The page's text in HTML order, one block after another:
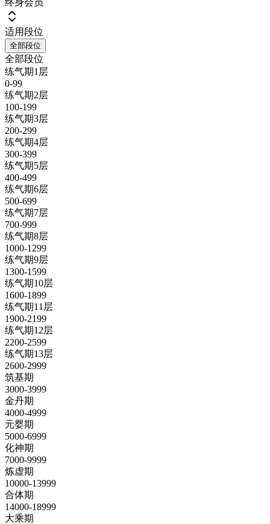
适用段位
全部段位
全部段位
练气期1层
0-99
练气期2层
100-199
练气期3层
200-299
练气期4层
300-399
练气期5层
400-499
练气期6层
500-699
练气期7层
700-999
练气期8层
1000-1299
练气期9层
1300-1599
练气期10层
1600-1899
练气期11层
1900-2199
练气期12层
2200-2599
练气期13层
2600-2999
筑基期
3000-3999
金丹期
4000-4999
元婴期
5000-6999
化神期
7000-9999
炼虚期
10000-13999
合体期
14000-18999
大乘期